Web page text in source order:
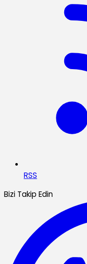
RSS
Bizi Takip Edin